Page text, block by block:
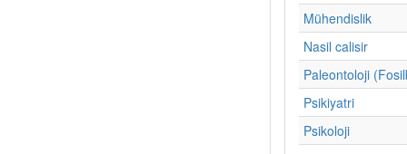
Mühendislik
Nasil calisir
Paleontoloji
Psikiyatri
Psikoloji